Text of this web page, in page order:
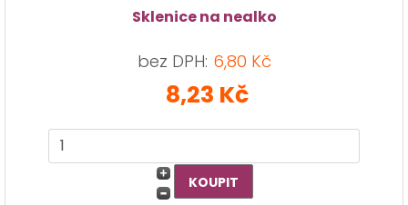
Sklenice na nealko
bez DPH: 6,80 Kč
8,23 Kč